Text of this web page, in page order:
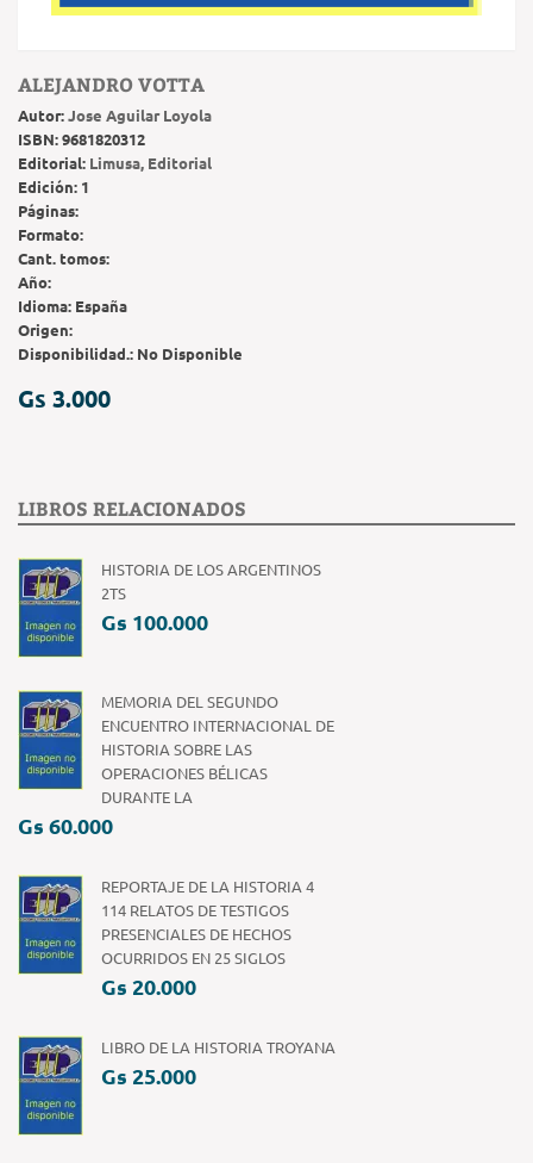
ALEJANDRO VOTTA
Autor:Jose Aguilar Loyola
ISBN:9681820312
Editorial: Limusa, Editorial
Edición: 1
Páginas:
Formato:
Cant. tomos:
Año:
Idioma: España
Origen:
Disponibilidad.: No Disponible
Gs 3.000
LIBROS RELACIONADOS
HISTORIA DE LOS ARGENTINOS
2TS
Gs 100.000
MEMORIA DEL SEGUNDO
ENCUENTRO INTERNACIONAL DE
HISTORIA SOBRE LAS
OPERACIONES BÉLICAS
DURANTE LA
Gs 60.000
REPORTAJE DE LA HISTORIA 4
114 RELATOS DE TESTIGOS
PRESENCIALES DE HECHOS
OCURRIDOS EN 25 SIGLOS
Gs 20.000
LIBRO DE LA HISTORIA TROYANA
Gs 25.000